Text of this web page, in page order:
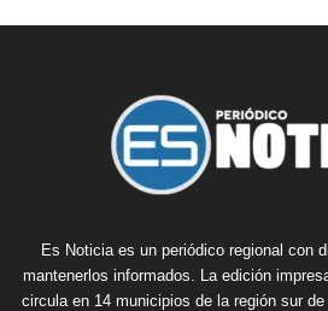
Es Noticia es un periódico regional con
mantenerlos informados. La edición
circula en 14 municipios de la región sur